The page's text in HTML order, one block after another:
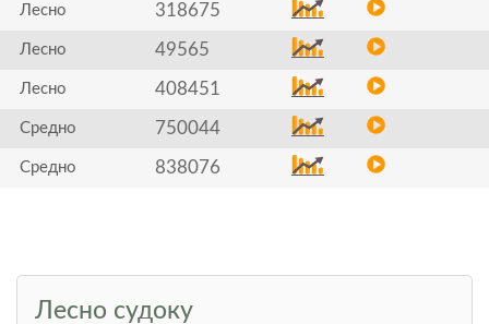
Лесно 318675
Лесно 49565
Лесно 408451
Средно 750044
Средно 838076
Лесно судоку